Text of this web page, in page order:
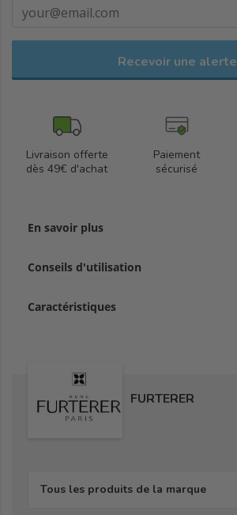
Recevoir une alerte
Livraison offerte
dès 49€ d'achat
Paiement
sécurisé
En savoir plus
Conseils d'utilisation
Caractéristiques
FURTERER
Tous les produits de la marque